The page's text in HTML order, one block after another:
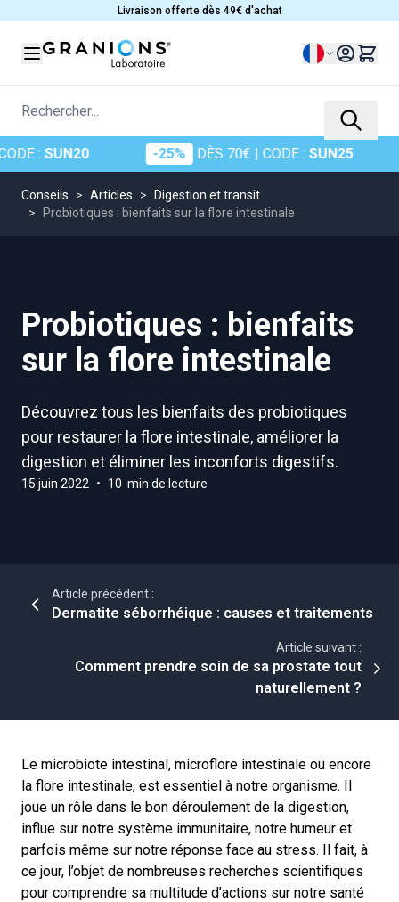
Livraison offerte dès 49€ d'achat
Langue
Rechercher...
:SUN20 DÈS 70€| CODE :SUN25
Conseils > Articles >
Digestion et transit
>
Probiotiques : bienfaits sur la flore intestinale
Probiotiques : bienfaits
sur la flore intestinale
Découvrez tous les bienfaits des probiotiques
pour restaurer la flore intestinale, améliorer la
digestion et éliminer les inconforts digestifs.
15 juin 2022 • 10 min de lecture
Article précédent :
Dermatite séborrhéique : causes et traitements
Article suivant :
Comment prendre soin de sa prostate tout
naturellement ?
Le microbiote intestinal, microflore intestinale ou encore
la flore intestinale, est essentiel à notre organisme. Il
joue un rôle dans le bon déroulement de la digestion,
influe sur notre système immunitaire, notre humeur et
parfois même sur notre réponse face au stress. Il fait, à
ce jour, l’objet de nombreuses recherches scientifiques
pour comprendre sa multitude d’actions sur notre santé